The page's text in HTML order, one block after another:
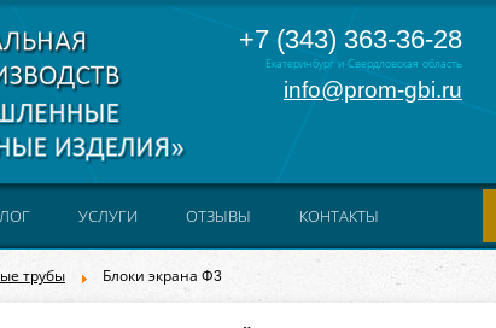
+7 (343) 363-36-28
Екатеринбург и Свердловская область
info@prom-gbi.ru
трубы Блоки экрана Ф3
УСЛУГИ ОТЗЫВЫ КОНТАКТЫ